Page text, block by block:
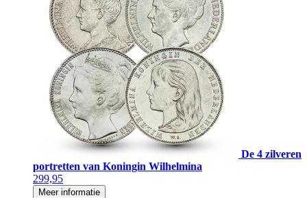
De 4 zilveren
portretten van Koningin Wilhelmina
299,95
Meer informatie